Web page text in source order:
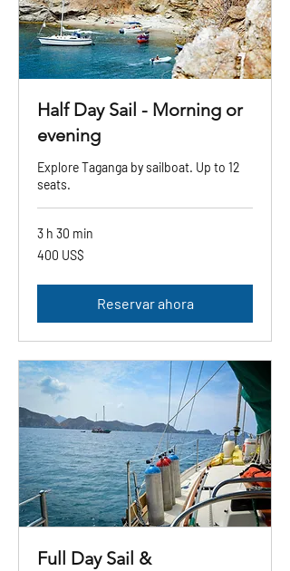
Half Day Sail - Morning or
evening
Explore Taganga by sailboat. Up to 12
seats.
3 h 30 min
400
dólares
400 US$
Reservar ahora
Full Day Sail &